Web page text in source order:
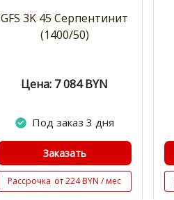
GFS 3K 45 Cерпентинит
(1400/50)
Цена: 7 084 BYN
Под заказ 3 дня
Заказать
Рассрочка от 224 BYN / мес